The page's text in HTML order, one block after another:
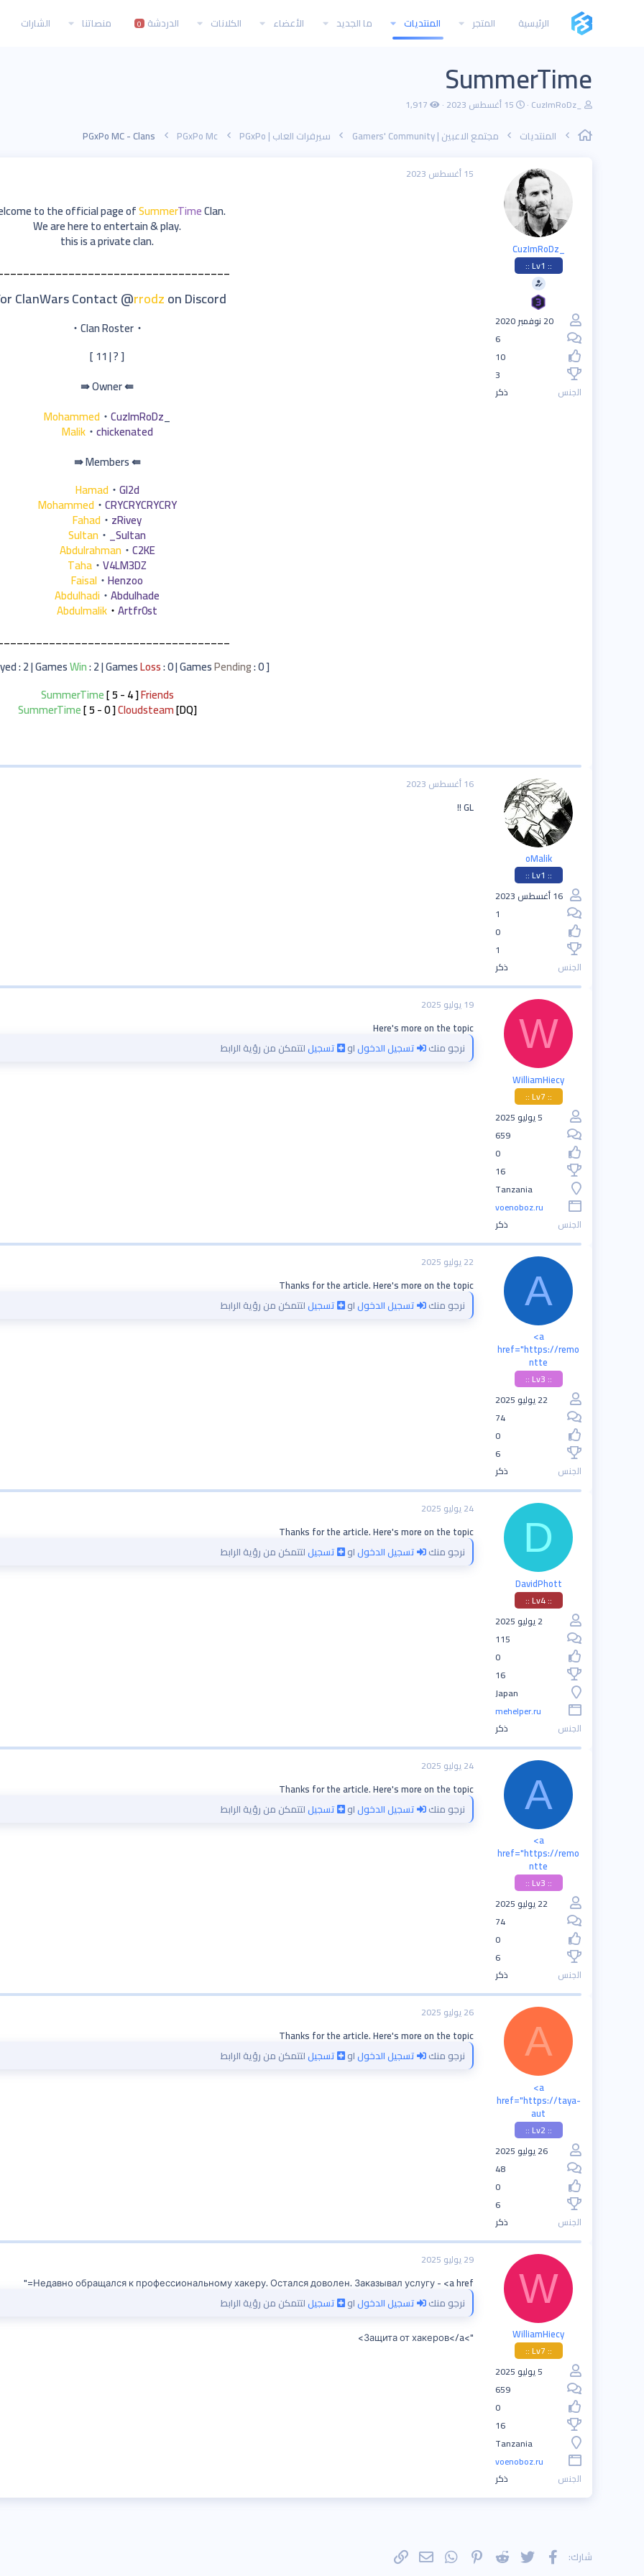
الرئيسية المتجر المنتديات ما الجديد الأعضاء الكلانات الدردشة 0 منصاتنا الشارات
SummerTime
د
ئ
CuzImRoDz_ ت15 أغسطس 2023 1,917
المنتديات مجتمع الاعبين | Gamers' Community سيرفرات العاب | PGxPo PGxPo Mc
PGxPo MC - Clans
CuzImRoDz_
:: Lv1 ::
20 نوفمبر 2020
6
10
3
الجنس
ذكر
15 أغسطس 2023
.Welcome to the official page of
SummerTimeClan
.We are here to entertain & play
.this is a private clan
ClanWars Contact @rrodzon Discord*
・Clan Roster・
[ ? | 11 ]
⇚ Owner ⇛
_
Mohammed ・CuzImRoDz
Malik・chickenated
⇚ Members ⇛
Hamad・Gl2d
Mohammed・CRYCRYCRYCRY
Fahad ・ zRivey
Sultan ・ _Sultan
Abdulrahman・C2KE
Taha ・V4LM3DZ
Faisal ・Henzoo
Abdulhadi ・Abdulhade
Abdulmalik ・Artfr0st
[ Games Played : 2 | Games
Win: 2 | GamesLoss: 0 | GamesPending: 0 ]
SummerTime[ 5 - 4 ]Friends
SummerTime[ 5 - 0 ]Cloudsteam[DQ]
oMalik
:: Lv1 ::
16 أغسطس 2023
1
0
1
الجنس
ذكر
16 أغسطس 2023
GL !!
W
WilliamHiecy
:: Lv7 ::
5 يوليو 2025
659
0
16
Tanzania
voenoboz.ru
الجنس
ذكر
19 يوليو 2025
Here's more on the topic
نرجو منك
تسجيل الدخولاو تسجيللتتمكن من رؤية الرابط
A
<a
href="https://remo
ntte
:: Lv3 ::
22 يوليو 2025
74
0
6
الجنس
ذكر
22 يوليو 2025
Thanks for the article. Here's more on the topic
نرجو منك
تسجيل الدخولاو تسجيللتتمكن من رؤية الرابط
D
DavidPhott
:: Lv4 ::
2 يوليو 2025
115
0
16
Japan
mehelper.ru
الجنس
ذكر
24 يوليو 2025
Thanks for the article. Here's more on the topic
نرجو منك
تسجيل الدخولاو تسجيللتتمكن من رؤية الرابط
A
<a
href="https://remo
ntte
:: Lv3 ::
22 يوليو 2025
74
0
6
الجنس
ذكر
24 يوليو 2025
Thanks for the article. Here's more on the topic
نرجو منك
تسجيل الدخولاو تسجيللتتمكن من رؤية الرابط
A
<a
href="https://taya-
aut
:: Lv2 ::
26 يوليو 2025
48
0
6
الجنس
ذكر
26 يوليو 2025
Thanks for the article. Here's more on the topic
نرجو منك
تسجيل الدخولاو تسجيللتتمكن من رؤية الرابط
W
WilliamHiecy
:: Lv7 ::
5 يوليو 2025
659
0
16
Tanzania
voenoboz.ru
الجنس
ذكر
29 يوليو 2025
Недавно обращался к профессиональному хакеру. Остался доволен. Заказывал услугу - <a href="
نرجو منك
تسجيل الدخولاو تسجيللتتمكن من رؤية الرابط
">Защита от хакеров</a>
شارك: فيسبوك تويتر Reddit
Pinterest
WhatsAppالبريد الإلكتروني